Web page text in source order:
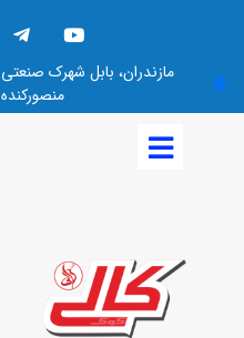
مازندران، بابل شهرک صنعتی
منصورکنده